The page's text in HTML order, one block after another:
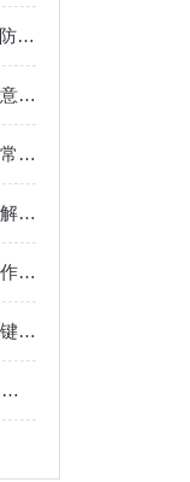
维护与校准：确保RFQC01型人防生物报警器长期有效
口部毒剂报警器的安装与调试注意事项
实验室人防丙种射线报警器的日常巡检应用工艺
三防专用排风机房总控箱的功能解析：高效排风与压差精准控制
核生化控制中心的设备配置与运作模式
伸缩式长杆辐射剂量率仪设备关键技术与应用
BFS4700型人防化学毒剂报警器是重要技术屏障